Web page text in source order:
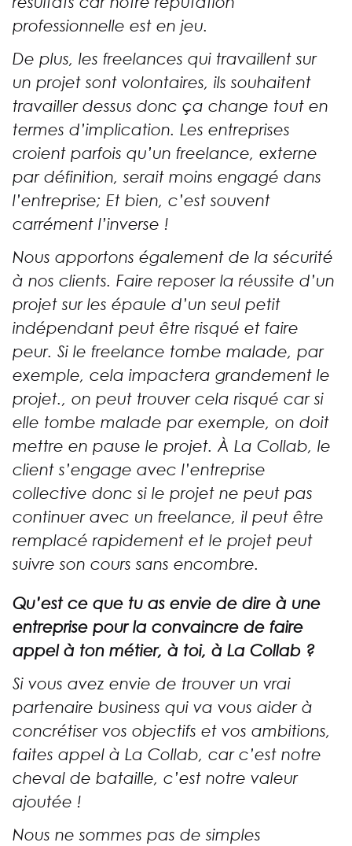
professionnelle est en jeu.
De plus, les freelances qui travaillent sur
un projet sont volontaires, ils souhaitent
travailler dessus donc ça change tout en
termes d’implication. Les entreprises
croient parfois qu’un freelance, externe
par définition, serait moins engagé dans
l’entreprise; Et bien, c’est souvent
carrément l’inverse !
Nous apportons également de la sécurité
à nos clients. Faire reposer la réussite d’un
projet sur les épaule d’un seul petit
indépendant peut être risqué et faire
peur. Si le freelance tombe malade, par
exemple, cela impactera grandement le
projet., on peut trouver cela risqué car si
elle tombe malade par exemple, on doit
mettre en pause le projet. À La Collab, le
client s’engage avec l’entreprise
collective donc si le projet ne peut pas
continuer avec un freelance, il peut être
remplacé rapidement et le projet peut
suivre son cours sans encombre.
Qu’est ce que tu as envie de dire à une
entreprise pour la convaincre de faire
appel à ton métier, à toi, à La Collab ?
Si vous avez envie de trouver un vrai
partenaire business qui va vous aider à
concrétiser vos objectifs et vos ambitions,
faites appel à La Collab, car c’est notre
cheval de bataille, c’est notre valeur
ajoutée !
Nous ne sommes pas de simples